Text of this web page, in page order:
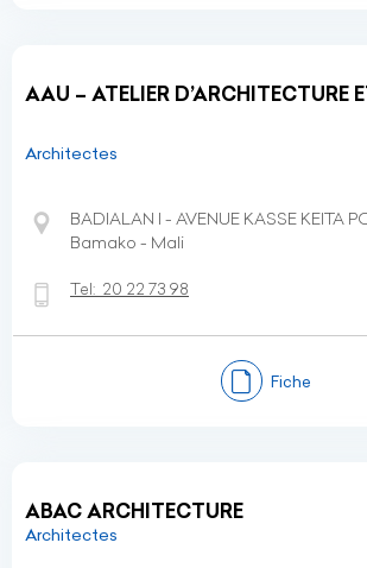
AAU – ATELIER D’ARCHITECTURE
Architectes
BADIALAN I - AVENUE KASSE KEITA
Bamako - Mali
Tel: 20 22 73 98
Fiche
ABAC ARCHITECTURE
Architectes